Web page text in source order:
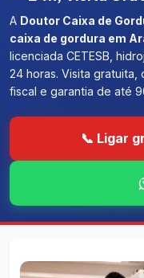
A Doutor Caixa de
caixa de gordura em
licenciada CETESB,
24 horas. Visita
fiscal e garantia de até
📞 Ligar